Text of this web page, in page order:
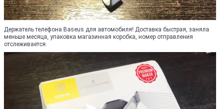
Держатель телефона Baseus для автомобиля! Доставка быстрая, заняла
меньше месяца, упаковка магазинная коробка, номер отправления
отслеживается.